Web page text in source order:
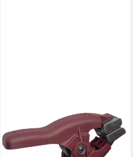
Klemmzwinge 4 x
Druckzwinge, Zange